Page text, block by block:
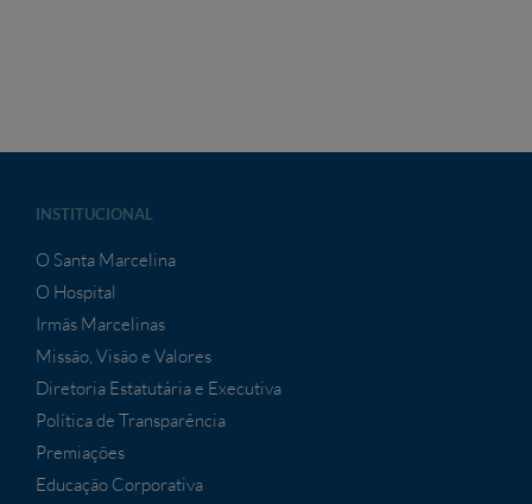
INSTITUCIONAL
O Santa Marcelina
O Hospital
Irmãs Marcelinas
Missão, Visão e Valores
Diretoria Estatutária e Executiva
Política de Transparência
Premiações
Educação Corporativa